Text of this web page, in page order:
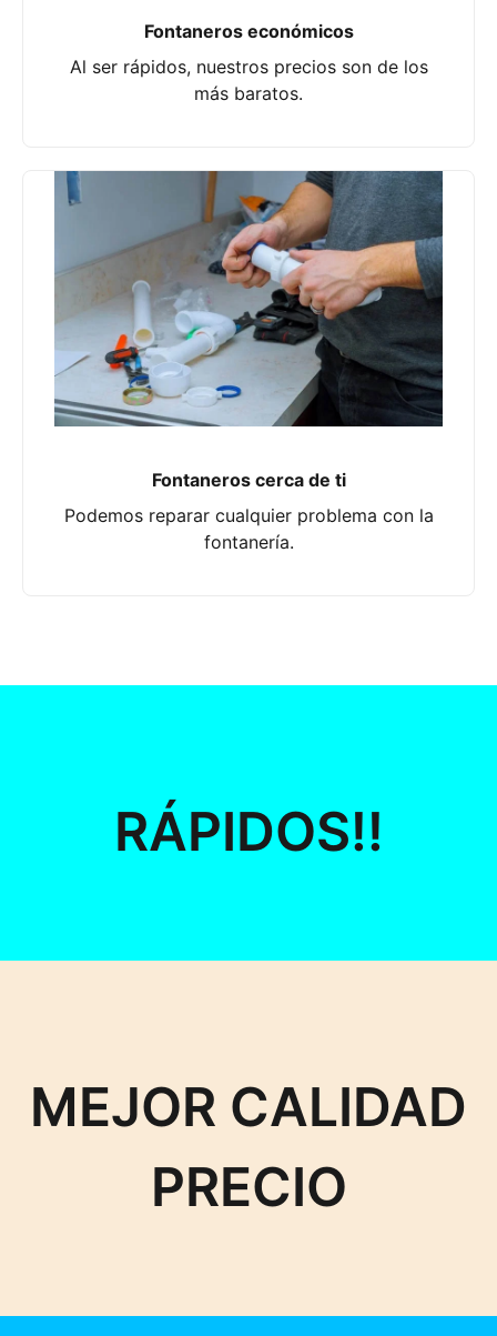
Fontaneros económicos
Al ser rápidos, nuestros precios son de los
más baratos.
Fontaneros cerca de ti
Podemos reparar cualquier problema con la
fontanería.
RÁPIDOS!!
MEJOR CALIDAD
PRECIO